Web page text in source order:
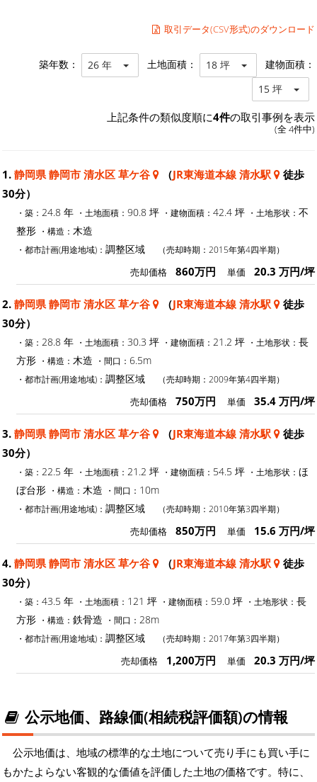
取引データ(CSV形式)のダウンロード
築年数： 26 年 土地面積： 18 坪 建物面積：
15 坪
上記条件の類似度順に4件の取引事例を表示
(全 4件中)
1. 静岡県 静岡市 清水区 草ケ谷 （JR東海道本線 清水駅
徒歩
30分）
・築： 24.8 年 ・土地面積： 90.8 坪 ・建物面積： 42.4 坪 ・土地形状： 不
整形 ・構造： 木造
・都市計画(用途地域)： 調整区域 （売却時期：2015年第4四半期）
売却価格 860万円 単価 20.3 万円/坪
2. 静岡県 静岡市 清水区 草ケ谷 （JR東海道本線 清水駅
徒歩
30分）
・築： 28.8 年 ・土地面積： 30.3 坪 ・建物面積： 21.2 坪 ・土地形状： 長
方形 ・構造： 木造 ・間口： 6.5m
・都市計画(用途地域)： 調整区域 （売却時期：2009年第4四半期）
売却価格 750万円 単価 35.4 万円/坪
3. 静岡県 静岡市 清水区 草ケ谷 （JR東海道本線 清水駅
徒歩
30分）
・築： 22.5 年 ・土地面積： 21.2 坪 ・建物面積： 54.5 坪 ・土地形状： ほ
ぼ台形 ・構造： 木造 ・間口： 10m
・都市計画(用途地域)： 調整区域 （売却時期：2010年第3四半期）
売却価格 850万円 単価 15.6 万円/坪
4. 静岡県 静岡市 清水区 草ケ谷 （JR東海道本線 清水駅
徒歩
30分）
・築： 43.5 年 ・土地面積： 121 坪 ・建物面積： 59.0 坪 ・土地形状： 長
方形 ・構造： 鉄骨造 ・間口： 28m
・都市計画(用途地域)： 調整区域 （売却時期：2017年第3四半期）
売却価格 1,200万円 単価 20.3 万円/坪
公示地価、路線価(相続税評価額)の情報
公示地価は、地域の標準的な土地について売り手にも買い手に
もかたよらない客観的な価値を評価した土地の価格です。特に、